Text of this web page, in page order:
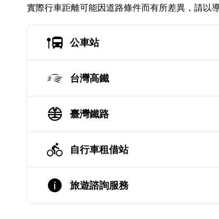
實際行車距離可能因道路條件而有所差異，請以
公車站
台灣高鐵
臺灣鐵路
自行車租借站
旅遊諮詢服務